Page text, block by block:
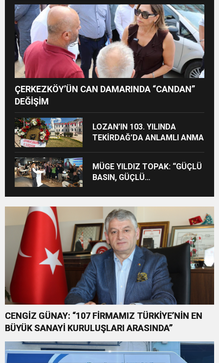
BULUŞMASI
ÇERKEZKÖY’ÜN CAN DAMARINDA “CANDAN”
DEĞİŞİM
LOZAN’IN 103. YILINDA
TEKİRDAĞ’DA ANLAMLI ANMA
MÜGE YILDIZ TOPAK: “GÜÇLÜ
BASIN, GÜÇLÜ
TEMİNATIDIR!”
CENGİZ GÜNAY: “107 FİRMAMIZ TÜRKİYE’NİN EN
BÜYÜK SANAYİ KURULUŞLARI ARASINDA”